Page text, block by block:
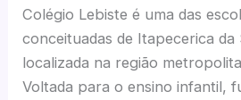
Colégio Lebiste é uma das
conceituadas de Itapecerica da
localizada na região
Voltada para o ensino infantil,